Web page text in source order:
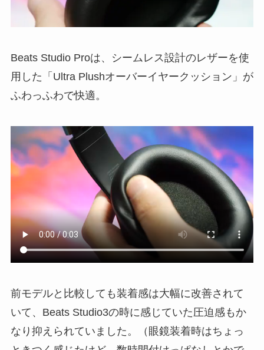
Beats Studio Proは、シームレス設計のレザーを使
用した「Ultra Plushオーバーイヤークッション」が
ふわっふわで快適。
前モデルと比較しても装着感は大幅に改善されて
いて、Beats Studio3の時に感じていた圧迫感もか
なり抑えられていました。（眼鏡装着時はちょっ